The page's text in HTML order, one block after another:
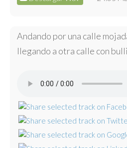
Andando por una calle
llegando a otra calle con